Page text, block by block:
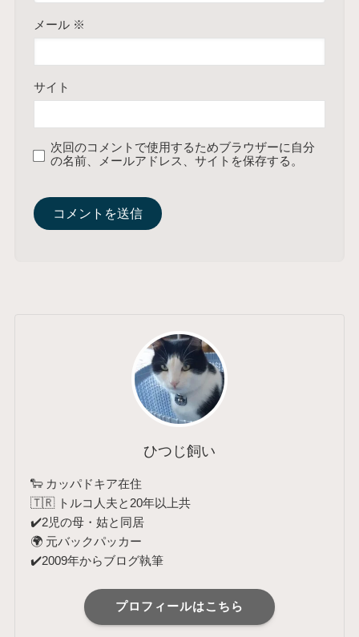
メール ※
サイト
次回のコメントで使用するためブラウザーに自分
の名前、メールアドレス、サイトを保存する。
ひつじ飼い
🐑 カッパドキア在住
🇹🇷 トルコ人夫と20年以上共
✔️2児の母・姑と同居
🌍 元バックパッカー
✔️2009年からブログ執筆
プロフィールはこちら